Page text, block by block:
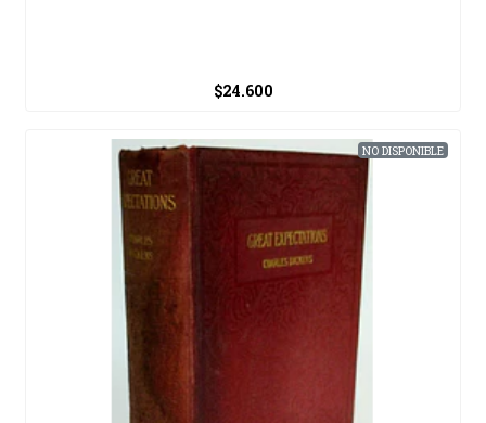
$24.600
NO DISPONIBLE